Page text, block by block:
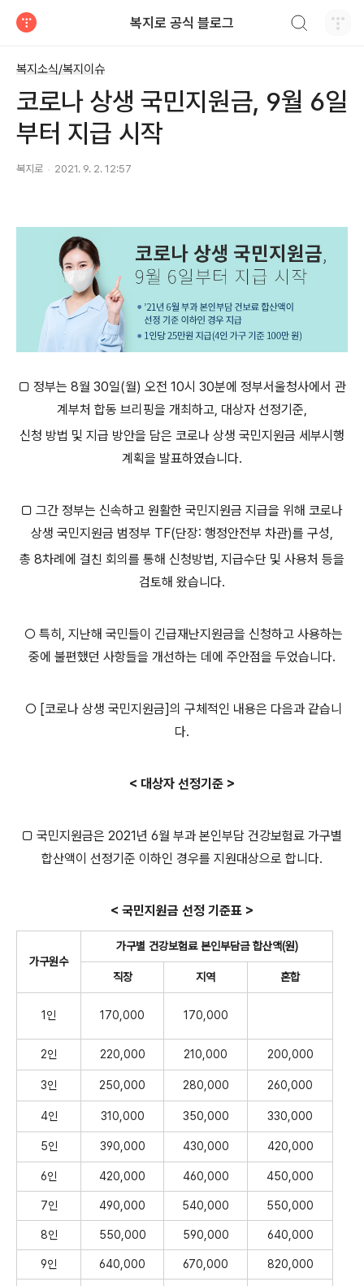
복지로 공식 블로그
복지소식/복지이슈
코로나 상생 국민지원금, 9월 6일
부터 지급 시작
복지로 2021. 9. 2. 12:57
□ 정부는 8월 30일(월) 오전 10시 30분에 정부서울청사에서 관
계부처 합동 브리핑을 개최하고, 대상자 선정기준,
신청 방법 및 지급 방안을 담은 코로나 상생 국민지원금 세부시행
계획을 발표하였습니다.
□ 그간 정부는 신속하고 원활한 국민지원금 지급을 위해 코로나
상생 국민지원금 범정부 TF(단장: 행정안전부 차관)를 구성,
총 8차례에 걸친 회의를 통해 신청방법, 지급수단 및 사용처 등을
검토해 왔습니다.
○ 특히, 지난해 국민들이 긴급재난지원금을 신청하고 사용하는
중에 불편했던 사항들을 개선하는 데에 주안점을 두었습니다.
○ [코로나 상생 국민지원금]의 구체적인 내용은 다음과 같습니
다.
< 대상자 선정기준 >
□ 국민지원금은 2021년 6월 부과 본인부담 건강보험료 가구별
합산액이 선정기준 이하인 경우를 지원대상으로 합니다.
< 국민지원금 선정 기준표 >
가구원수
가구별 건강보험료 본인부담금 합산액(원)
직장 지역 혼합
1인 170,000 170,000
2인 220,000 210,000 200,000
3인 250,000 280,000 260,000
4인 310,000 350,000 330,000
5인 390,000 430,000 420,000
6인 420,000 460,000 450,000
7인 490,000 540,000 550,000
8인 550,000 590,000 640,000
9인 640,000 670,000 820,000